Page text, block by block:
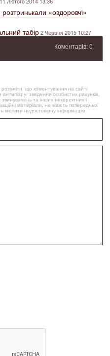
«оздоровчі»
табір2 Червня 2015 10:27
Коментарів: 0
що коментування на сайті
зведення особистих рахунків,
та інших некоректних і
матеріали, не мають попередньої
містити недостовірну інформацію.